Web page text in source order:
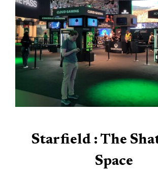
Starfield : The
Space